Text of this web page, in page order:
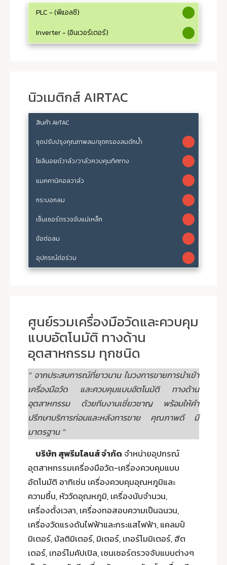
PLC - (พีแอลซี)
Inverter - (อินเวอร์เตอร์)
นิวเมติกส์ AIRTAC
สินค้า AirTAC
ชุดปรับปรุงคุณภาพลม/ชุดกรองลมดักน้ำ
โซลินอยด์วาล์ว/วาล์วควบคุมทิศทาง
แมคคานิคอลวาล์ว
กระบอกลม
เซ็นเซอร์ตรวจจับแม่เหล็ก
ข้อต่อลม
อุปกรณ์ต่อร่วม
ศูนย์รวมเครื่องมือวัดและควบคุม
แบบอัตโนมัติ ทางด้าน
อุตสาหกรรม ทุกชนิด
" จากประสบการณ์ที่ยาวนาน ในวงการขายการนำเข้า
เครื่องมือวัด และควบคุมแบบอัตโนมัติ ทางด้าน
อุตสาหกรรม ด้วยทีมงานเชี่ยวชาญ พร้อมให้คำ
ปรึกษาบริการก่อนและหลังการขาย คุณภาพดี มี
มาตรฐาน "
บริษัท สุพรีมไลนส์ จำกัด จำหน่ายอุปกรณ์
อุตสาหกรรมเครื่องมือวัด-เครื่องควบคุมแบบ
อัตโนมัติ อาทิเช่น เครื่องควบคุมอุณหภูมิและ
ความชื้น, หัววัดอุณหภูมิ, เครื่องนับจำนวน,
เครื่องตั้งเวลา, เครื่องทอสอบความเป็นฉนวน,
เครื่องวัดแรงดันไฟฟ้าและกระแสไฟฟ้า, แคลมป์
มิเตอร์, มัลติมิเตอร์, มิเตอร์, เทอร์โมมิเตอร์, ฮีต
เตอร์, เทอร์โมคัปเปิล, เซนเซอร์ตรวจจับแบบต่างๆ